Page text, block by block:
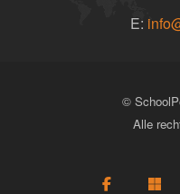
E:
©
Alle